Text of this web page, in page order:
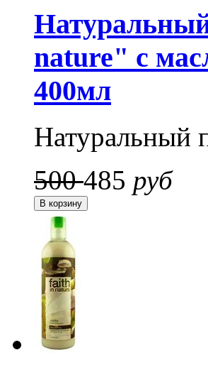
nature" с
400мл
Натуральный
500485 руб